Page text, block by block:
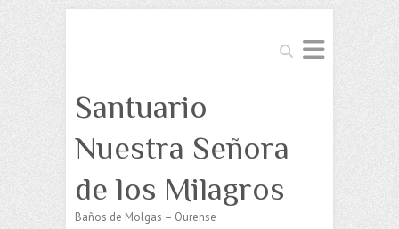
Buscar
Santuario
Nuestra Señora
de los Milagros
Baños de Molgas – Ourense